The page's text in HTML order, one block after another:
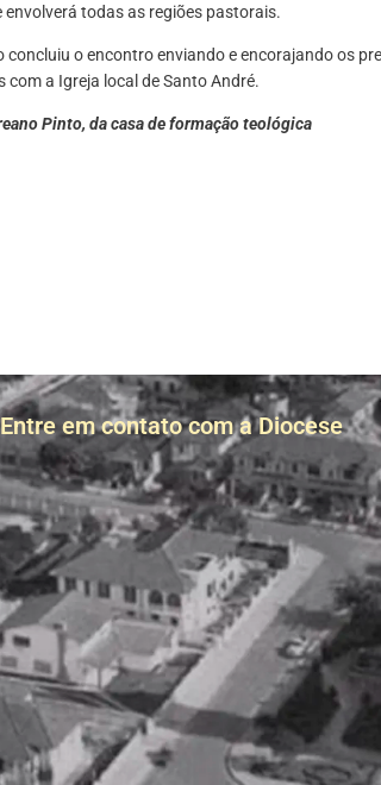
envolverá todas as regiões pastorais.
concluiu o encontro enviando e encorajando os
a Igreja local de Santo André.
Pinto, da casa de formação teológica
Entre em contato com a Diocese